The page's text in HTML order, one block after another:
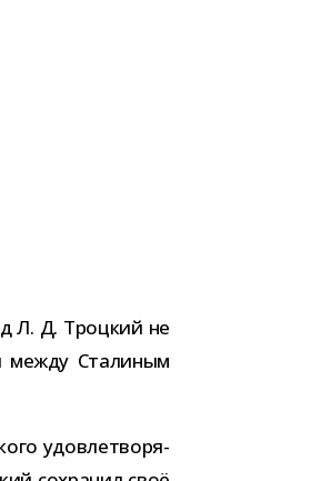
Л. Д. Троцкий не
между Сталиным
удо­вле­тво­ря­